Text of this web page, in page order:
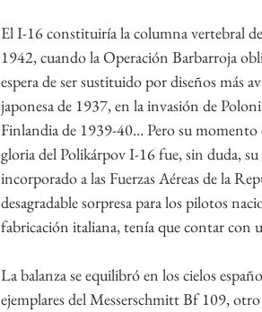
El I-16 constituiría la columna vertebral
1942, cuando la Operación Barbarroja
espera de ser sustituido por diseños más
japonesa de 1937, en la invasión de
Finlandia de 1939-40… Pero su
gloria del Polikárpov I-16 fue, sin duda, su
incorporado a las Fuerzas Aéreas de la
desagradable sorpresa para los pilotos
fabricación italiana, tenía que contar con
La balanza se equilibró en los cielos
ejemplares del Messerschmitt Bf 109,